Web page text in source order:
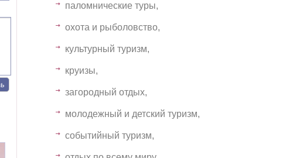
паломнические туры,
охота и рыболовство,
культурный туризм,
круизы,
загородный отдых,
молодежный и детский туризм,
событийный туризм,